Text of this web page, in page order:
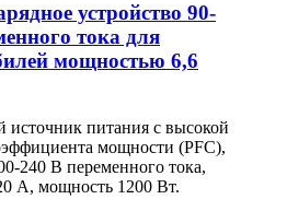
устройство 90-
тока для
мощностью 6,6